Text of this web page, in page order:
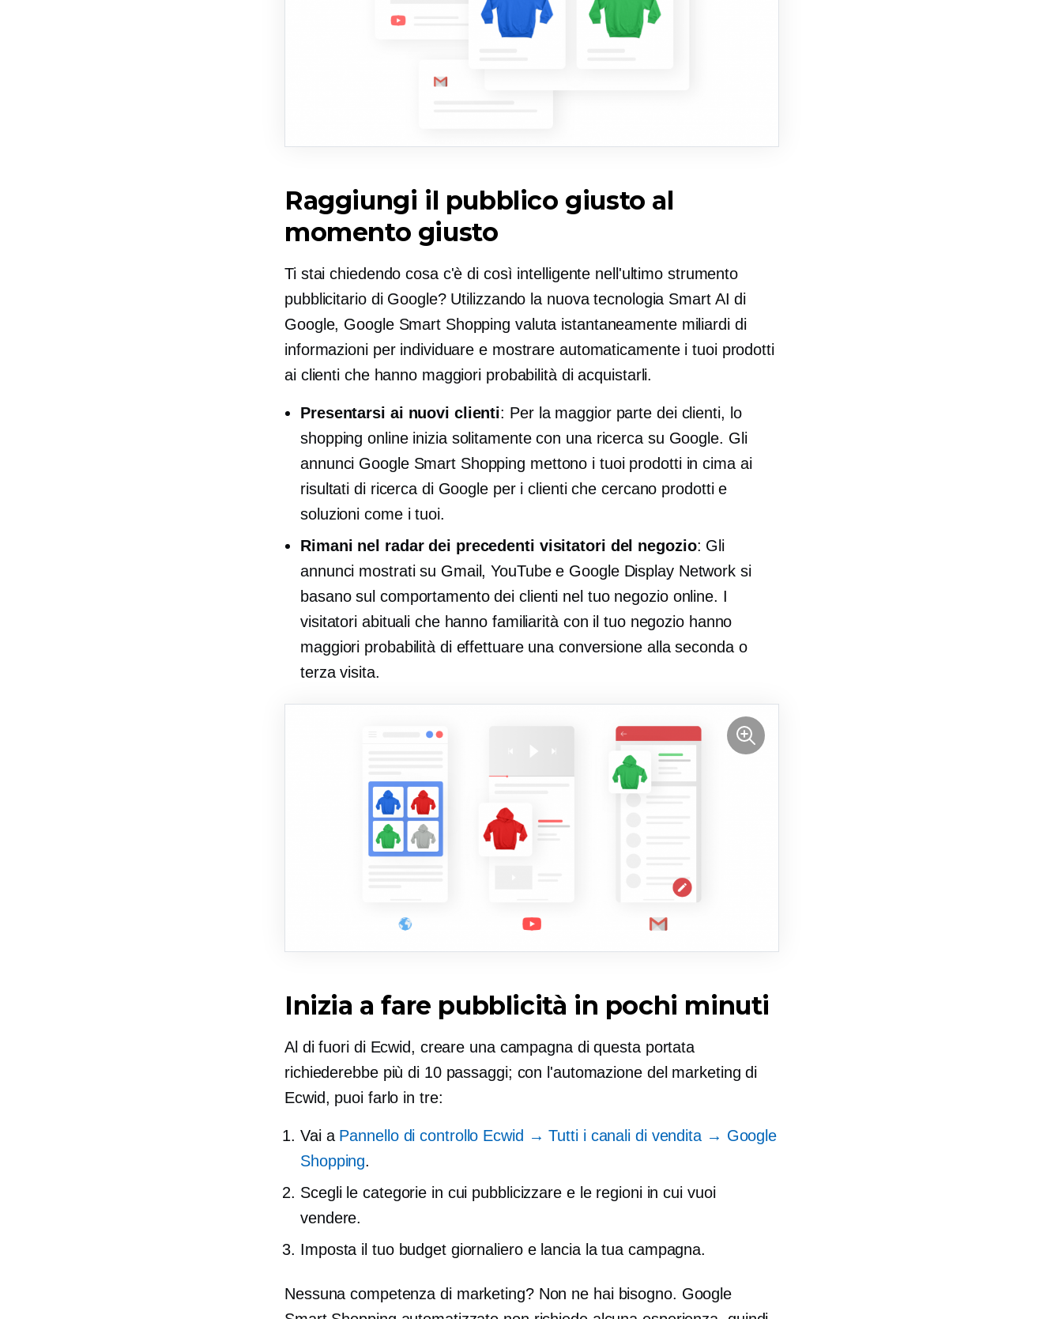
Raggiungi il pubblico giusto al
momento giusto
Ti stai chiedendo cosa c'è di così intelligente nell'ultimo strumento
pubblicitario di Google? Utilizzando la nuova tecnologia Smart AI di
Google, Google Smart Shopping valuta istantaneamente miliardi di
informazioni per individuare e mostrare automaticamente i tuoi prodotti
ai clienti che hanno maggiori probabilità di acquistarli.
Presentarsi ai nuovi clienti: Per la maggior parte dei clienti, lo
shopping online inizia solitamente con una ricerca su Google. Gli
annunci Google Smart Shopping mettono i tuoi prodotti in cima ai
risultati di ricerca di Google per i clienti che cercano prodotti e
soluzioni come i tuoi.
Rimani nel radar dei precedenti visitatori del negozio: Gli
annunci mostrati su Gmail, YouTube e Google Display Network si
basano sul comportamento dei clienti nel tuo negozio online. I
visitatori abituali che hanno familiarità con il tuo negozio hanno
maggiori probabilità di effettuare una conversione alla seconda o
terza visita.
Inizia a fare pubblicità in pochi minuti
Al di fuori di Ecwid, creare una campagna di questa portata
richiederebbe più di 10 passaggi; con l'automazione del marketing di
Ecwid, puoi farlo in tre:
Vai a Pannello di controllo Ecwid → Tutti i canali di vendita → Google
Shopping.
Scegli le categorie in cui pubblicizzare e le regioni in cui vuoi
vendere.
Imposta il tuo budget giornaliero e lancia la tua campagna.
Nessuna competenza di marketing? Non ne hai bisogno. Google